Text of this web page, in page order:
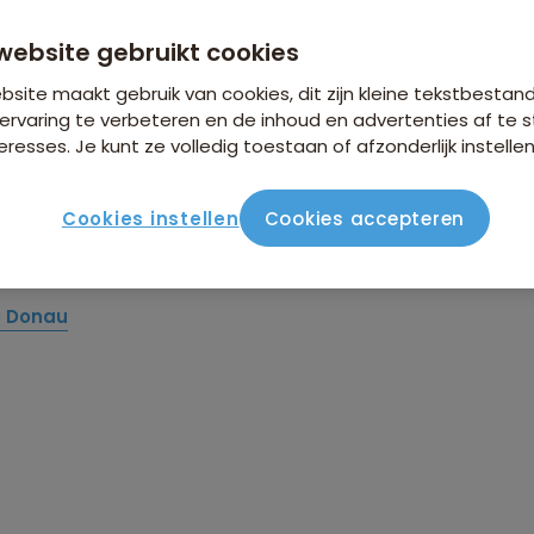
Fietsreizen
ontdek je de wereld op twee wielen. Trap langs
sfeervolle dorpjes, terwijl je geniet van mooie
gebruikt cookies
maakt gebruik van cookies, dit zijn kleine
te verbeteren en de inhoud en advertenties af te
Je kunt ze volledig toestaan of afzonderlijk
Cookies instellen Cookies accepteren